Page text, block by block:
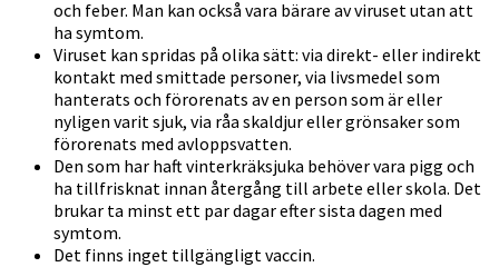
och feber. Man kan också vara bärare av viruset utan att
ha symtom.
Viruset kan spridas på olika sätt: via direkt- eller indirekt
kontakt med smittade personer, via livsmedel som
hanterats och förorenats av en person som är eller
nyligen varit sjuk, via råa skaldjur eller grönsaker som
förorenats med avloppsvatten.
Den som har haft vinterkräksjuka behöver vara pigg och
ha tillfrisknat innan återgång till arbete eller skola. Det
brukar ta minst ett par dagar efter sista dagen med
symtom.
Det finns inget tillgängligt vaccin.